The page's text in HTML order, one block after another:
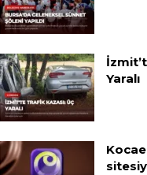
Yaralı